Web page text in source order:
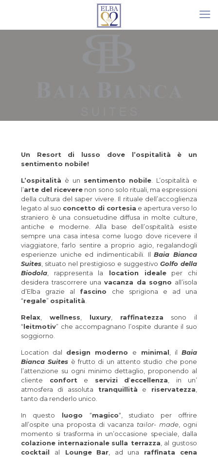
Un Resort di lusso dove l’ospitalità è un
sentimento nobile!
L’ospitalità è un sentimento nobile . L’ospitalità e
l’arte del ricevere non sono solo rituali, ma espressioni
della cultura del saper vivere. Il rituale dell’accoglienza
legato al suo concetto di cortesia e apertura verso lo
straniero è una consuetudine diffusa in molte culture,
antiche e moderne. Alla base dell’ospitalità esiste
sempre una casa intesa come luogo dove ricevere il
viaggiatore, farlo sentire a proprio agio, regalandogli
esperienze uniche ed indimenticabili. IlBaia Bianca
Suites , situato nel prestigioso e suggestivo Golfo della
Biodola , rappresenta la location idealeper chi
desidera trascorrere una vacanza da sogno all’isola
d’Elba grazie al fascino che sprigiona e ad una
“regale” ospitalità
Relax wellness luxury raffinatezza sono il
“leitmotiv” che accompagnano l’ospite durante il suo
soggiorno.
Location dal design moderno e minimal , ilBaia
Bianca Suites è frutto di un attento studio che pone
l’attenzione su ogni minimo dettaglio, proponendo al
cliente confort e servizi d‘eccellenza , in un’
atmosfera di assoluta tranquillità e riservatezza
tanto da renderlo unico.
In questo luogo “magico“, studiato per offrire
all’ospite una proposta di vacanza tailor- made , ogni
momento si trasforma in un’occasione speciale, dalla
colazione internazionale sulla terrazza , al gustoso
cocktail al Lounge Bar , ad una raffinata cena